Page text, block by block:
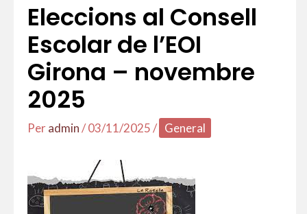
Eleccions al Consell
Escolar de l’EOI
Girona – novembre
2025
Peradmin/03/11/2025/ General